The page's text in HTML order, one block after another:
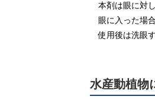
本剤は眼に対
眼に入った場
使用後は洗眼
水産動植物